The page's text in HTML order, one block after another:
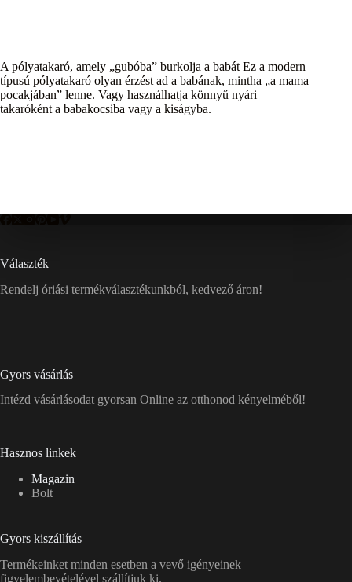
A pólyatakaró, amely „gubóba” burkolja a babát Ez a modern
típusú pólyatakaró olyan érzést ad a babának, mintha „a mama
pocakjában” lenne. Vagy használhatja könnyű nyári
takaróként a babakocsiba vagy a kiságyba.
Választék
Rendelj óriási termékválasztékunkból, kedvező áron!
Gyors vásárlás
Intézd vásárlásodat gyorsan Online az otthonod kényelméből!
Hasznos linkek
Magazin
Bolt
Gyors kiszállítás
Termékeinket minden esetben a vevő igényeinek
figyelembevételével szállítjuk ki.